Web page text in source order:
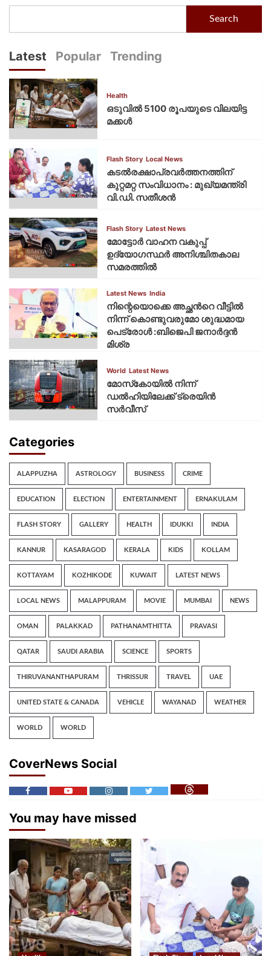
Search
Latest Popular Trending
Health
ഒടുവിൽ 5100 രൂപയുടെ വിലയിട്ട
മക്കൾ
Flash Story Local News
കടല്‍രക്ഷാപ്രവര്‍ത്തനത്തിന്
കുറ്റമറ്റ സംവിധാനം : മുഖ്യമന്ത്രി
വി.ഡി. സതീശന്‍
Flash Story Latest News
മോട്ടോര്‍ വാഹന വകുപ്പ്
ഉദ്യോഗസ്ഥര്‍ അനിശ്ചിതകാല
സമരത്തില്‍
Latest News India
നിന്റെയൊക്കെ അച്ഛൻറെ വീട്ടിൽ
നിന്ന് കൊണ്ടുവരുമോ ശുദ്ധമായ
പെട്രോൾ :ബിജെപി ജനാർദ്ദൻ
മിശ്ര
World Latest News
മോസ്‌കോയില്‍ നിന്ന്
ഡല്‍ഹിയിലേക്ക് ട്രെയിന്‍
സര്‍വീസ്
Categories
ALAPPUZHA ASTROLOGY BUSINESS CRIME
EDUCATION ELECTION ENTERTAINMENT ERNAKULAM
FLASH STORY GALLERY HEALTH IDUKKI INDIA
KANNUR KASARAGOD KERALA KIDS KOLLAM
KOTTAYAM KOZHIKODE KUWAIT LATEST NEWS
LOCAL NEWS MALAPPURAM MOVIE MUMBAI NEWS
OMAN PALAKKAD PATHANAMTHITTA PRAVASI
QATAR SAUDI ARABIA SCIENCE SPORTS
THIRUVANANTHAPURAM THRISSUR TRAVEL UAE
UNITED STATE & CANADA VEHICLE WAYANAD WEATHER
WORLD WORLD
CoverNews Social
You may have missed